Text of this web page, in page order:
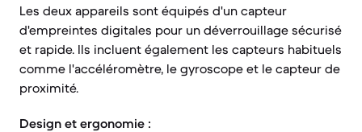
Les deux appareils sont équipés d'un capteur
d'empreintes digitales pour un déverrouillage sécurisé
et rapide. Ils incluent également les capteurs habituels
comme l'accéléromètre, le gyroscope et le capteur de
proximité.
Design et ergonomie :